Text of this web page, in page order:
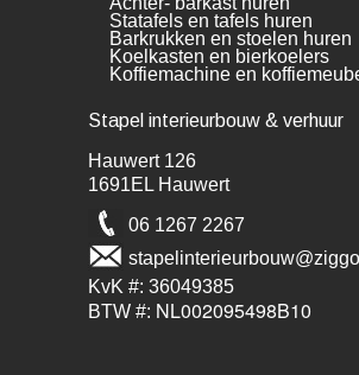
Statafels en tafels huren
Barkrukken en stoelen huren
Koelkasten en bierkoelers
Koffiemachine en
Stapel interieurbouw & verhuur
Hauwert 126
1691EL Hauwert
06 1267 2267
KvK #: 36049385
BTW #: NL002095498B10